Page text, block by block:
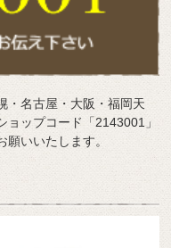
・名古屋・大阪・福岡天
ップコード「2143001」
いいたします。